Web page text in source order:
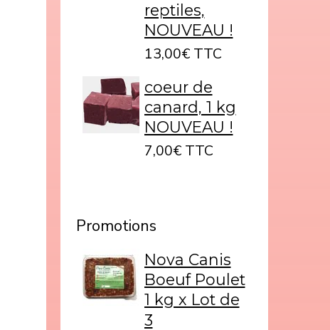
reptiles,
NOUVEAU !
13,00€ TTC
coeur de
canard, 1 kg
NOUVEAU !
7,00€ TTC
Promotions
Nova Canis
Boeuf Poulet
1 kg x Lot de
3